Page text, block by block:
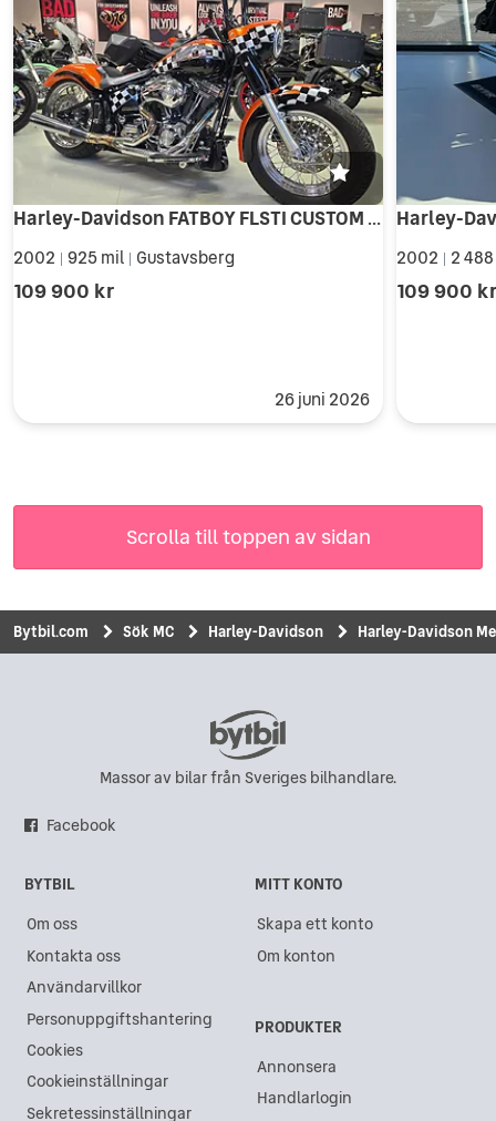
Harley-Davidson FATBOY FLSTI CUSTOM BYGGE
2002 925 mil Gustavsberg
109 900 kr
26 juni 2026
2002 2
109 900
Scrolla till toppen av sidan
Bytbil.com Sök MC Harley-Davidson Harley-Davidson
Massor av bilar från Sveriges bilhandlare.
Facebook
BYTBIL
Om oss
Kontakta oss
Användarvillkor
Personuppgiftshantering
Cookies
Cookieinställningar
Sekretessinställningar
MITT KONTO
Skapa ett konto
Om konton
PRODUKTER
Annonsera
Handlarlogin